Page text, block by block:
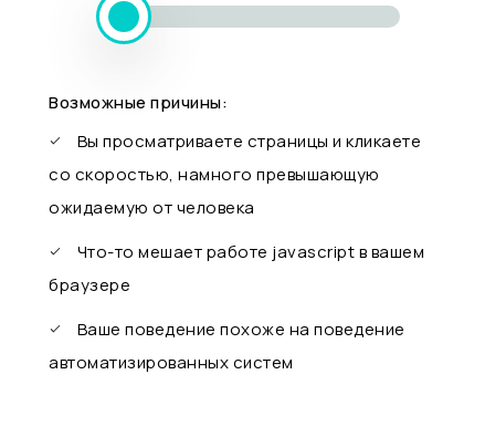
Возможные причины:
Вы просматриваете страницы и кликаете
со скоростью, намного превышающую
ожидаемую от человека
Что-то мешает работе javascript в вашем
браузере
Ваше поведение похоже на поведение
автоматизированных систем